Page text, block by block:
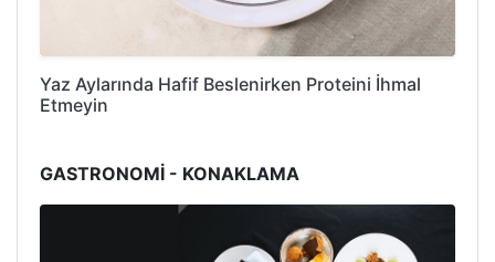
Yaz Aylarında Hafif Beslenirken Proteini İhmal
Etmeyin
GASTRONOMİ - KONAKLAMA